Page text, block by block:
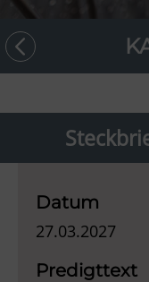
Datum
27.03.2027
Predigttext